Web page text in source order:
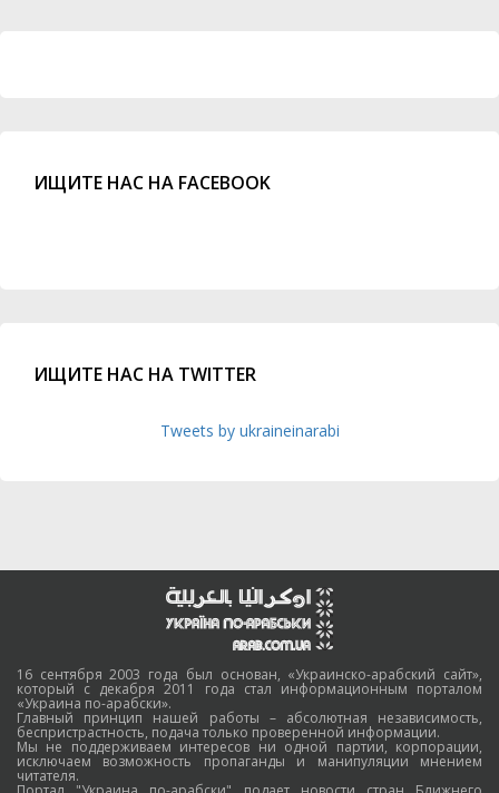
ИЩИТЕ НАС НА FACEBOOK
ИЩИТЕ НАС НА TWITTER
Tweets by ukraineinarabi
16 сентября 2003 года был основан, «Украинско-арабский сайт»,
который с декабря 2011 года стал информационным порталом
«Украина по-арабски».
Главный принцип нашей работы – абсолютная независимость,
беспристрастность, подача только проверенной информации.
Мы не поддерживаем интересов ни одной партии, корпорации,
исключаем возможность пропаганды и манипуляции мнением
читателя.